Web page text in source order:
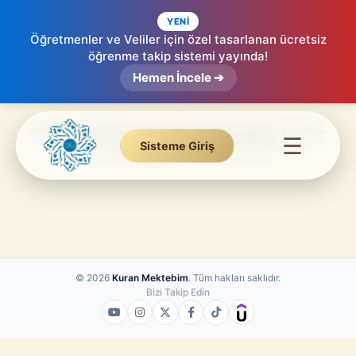
YENİ
Öğretmenler ve Veliler için özel tasarlanan ücretsiz
öğrenme takip sistemi yayında!
Hemen İncele ➔
Sisteme Giriş ☰
Tecvid Dersleri
Tilaveti güzelleştiren müfredat.
PDF ders notlarını indirmek ve tüm kaynaklardan faydalanmak için eğitim
platformumuzaücretsiz üye olmanız yeterlidir.
Sayın
© 2026 Kuran Mektebim. Tüm hakları saklıdır.
Bizi Takip Edin